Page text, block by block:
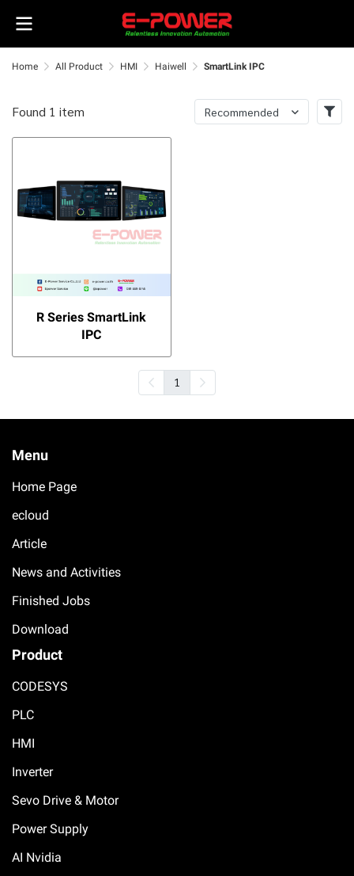
Home All Product HMI Haiwell SmartLink IPC
Found 1 item Recommended
R Series SmartLink
IPC
1
Menu
Home Page
ecloud
Article
News and Activities
Finished Jobs
Download
Product
CODESYS
PLC
HMI
Inverter
Sevo Drive & Motor
Power Supply
AI Nvidia